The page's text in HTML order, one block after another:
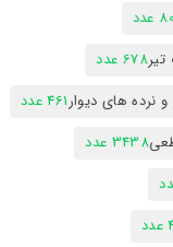
80 عدد
678 عدد
نرده های دیوار461 عدد
3438 عدد